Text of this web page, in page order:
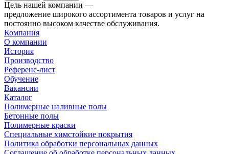
Цель нашей компании —
предложение широкого ассортимента товаров и услуг на
постоянно высоком качестве обслуживания.
Компания
О компании
История
Производство
Референс-лист
Обучение
Вакансии
Каталог
Полимерные наливные полы
Бетонные полы
Полимерные краски
Специальные химстойкие покрытия
Политика обработки персональных данных